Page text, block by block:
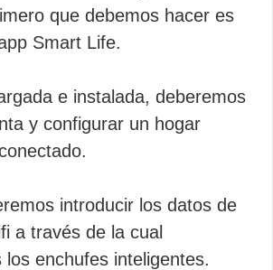
que debemos hacer es
Smart Life.
e instalada, deberemos
y configurar un hogar
introducir los datos de
a través de la cual
enchufes inteligentes.